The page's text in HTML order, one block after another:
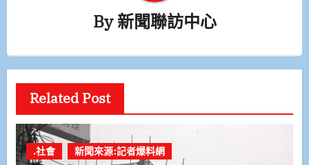
By新聞聯訪中心
Related Post
.社會 新聞來源:記者爆料網